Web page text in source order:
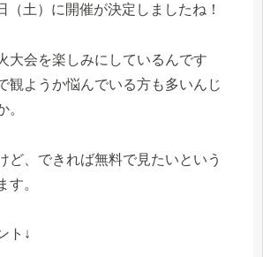
（土）に開催が決定しましたね！
大会を楽しみにしているんです
観ようか悩んでいる方も多いんじ
。
ど、できれば無料で見たいという
す。
ト↓